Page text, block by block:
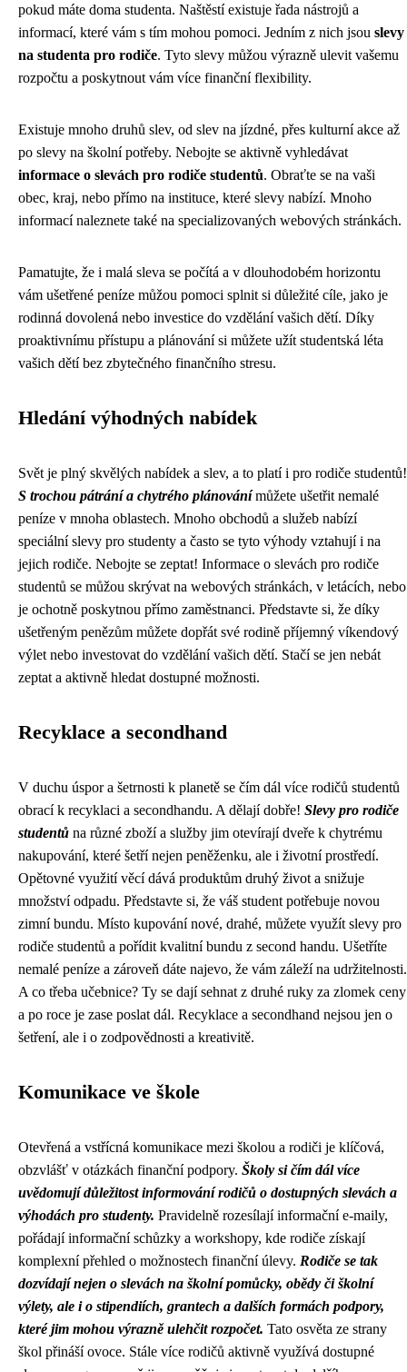
pokud máte doma studenta. Naštěstí existuje řada nástrojů a
informací, které vám s tím mohou pomoci. Jedním z nich jsou slevy
na studenta pro rodiče. Tyto slevy můžou výrazně ulevit vašemu
rozpočtu a poskytnout vám více finanční flexibility.
Existuje mnoho druhů slev, od slev na jízdné, přes kulturní akce až
po slevy na školní potřeby. Nebojte se aktivně vyhledávat
informace o slevách pro rodiče studentů. Obraťte se na vaši
obec, kraj, nebo přímo na instituce, které slevy nabízí. Mnoho
informací naleznete také na specializovaných webových stránkách.
Pamatujte, že i malá sleva se počítá a v dlouhodobém horizontu
vám ušetřené peníze můžou pomoci splnit si důležité cíle, jako je
rodinná dovolená nebo investice do vzdělání vašich dětí. Díky
proaktivnímu přístupu a plánování si můžete užít studentská léta
vašich dětí bez zbytečného finančního stresu.
Hledání výhodných nabídek
Svět je plný skvělých nabídek a slev, a to platí i pro rodiče studentů!
S trochou pátrání a chytrého plánovánímůžete ušetřit nemalé
peníze v mnoha oblastech. Mnoho obchodů a služeb nabízí
speciální slevy pro studenty a často se tyto výhody vztahují i na
jejich rodiče. Nebojte se zeptat! Informace o slevách pro rodiče
studentů se můžou skrývat na webových stránkách, v letácích, nebo
je ochotně poskytnou přímo zaměstnanci. Představte si, že díky
ušetřeným penězům můžete dopřát své rodině příjemný víkendový
výlet nebo investovat do vzdělání vašich dětí. Stačí se jen nebát
zeptat a aktivně hledat dostupné možnosti.
Recyklace a secondhand
V duchu úspor a šetrnosti k planetě se čím dál více rodičů studentů
obrací k recyklaci a secondhandu. A dělají dobře! Slevy pro rodiče
studentů na různé zboží a služby jim otevírají dveře k chytrému
nakupování, které šetří nejen peněženku, ale i životní prostředí.
Opětovné využití věcí dává produktům druhý život a snižuje
množství odpadu. Představte si, že váš student potřebuje novou
zimní bundu. Místo kupování nové, drahé, můžete využít slevy pro
rodiče studentů a pořídit kvalitní bundu z second handu. Ušetříte
nemalé peníze a zároveň dáte najevo, že vám záleží na udržitelnosti.
A co třeba učebnice? Ty se dají sehnat z druhé ruky za zlomek ceny
a po roce je zase poslat dál. Recyklace a secondhand nejsou jen o
šetření, ale i o zodpovědnosti a kreativitě.
Komunikace ve škole
Otevřená a vstřícná komunikace mezi školou a rodiči je klíčová,
obzvlášť v otázkách finanční podpory. Školy si čím dál více
uvědomují důležitost informování rodičů o dostupných slevách a
výhodách pro studenty. Pravidelně rozesílají informační e-maily,
pořádají informační schůzky a workshopy, kde rodiče získají
komplexní přehled o možnostech finanční úlevy. Rodiče se tak
dozvídají nejen o slevách na školní pomůcky, obědy či školní
výlety, ale i o stipendiích, grantech a dalších formách podpory,
které jim mohou výrazně ulehčit rozpočet. Tato osvěta ze strany
škol přináší ovoce. Stále více rodičů aktivně využívá dostupné